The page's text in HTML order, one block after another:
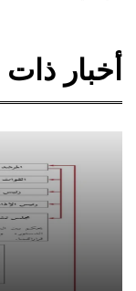
أخبار